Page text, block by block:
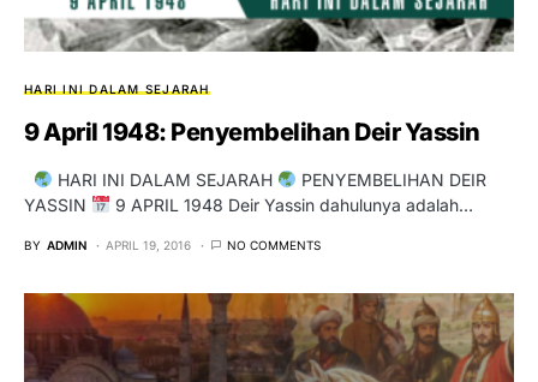
HARI INI DALAM SEJARAH
9 April 1948: Penyembelihan Deir Yassin
HARI INI DALAM SEJARAH
PENYEMBELIHAN DEIR
YASSIN
9 APRIL 1948 Deir Yassin dahulunya adalah…
BY ADMIN APRIL 19, 2016 NO COMMENTS